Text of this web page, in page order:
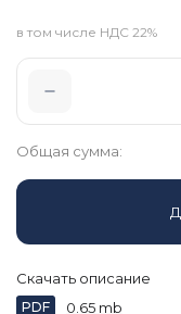
в том числе НДС 22%
Общая сумма:
Скачать описание
PDF 0.65 mb